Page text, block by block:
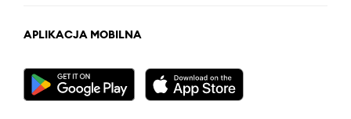
APLIKACJA MOBILNA